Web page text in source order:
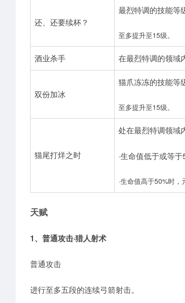
还、还要续杯？
最烈特调的技能等
至多提升至15级。
酒业杀手 在最烈特调的领域
双份加冰
猫爪冻冻的技能等
至多提升至15级。
猫尾打烊之时
处在最烈特调领域
·生命值低于或等
·生命值高于50%时，
天赋
1、普通攻击·猎人射术
普通攻击
进行至多五段的连续弓箭射击。